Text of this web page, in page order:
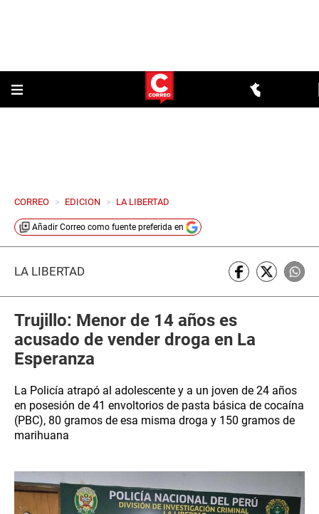
CORREO > EDICION > LA LIBERTAD
Añadir Correo como fuente preferida en
LA LIBERTAD
Trujillo: Menor de 14 años es
acusado de vender droga en La
Esperanza
La Policía atrapó al adolescente y a un joven de 24 años
en posesión de 41 envoltorios de pasta básica de cocaína
(PBC), 80 gramos de esa misma droga y 150 gramos de
marihuana